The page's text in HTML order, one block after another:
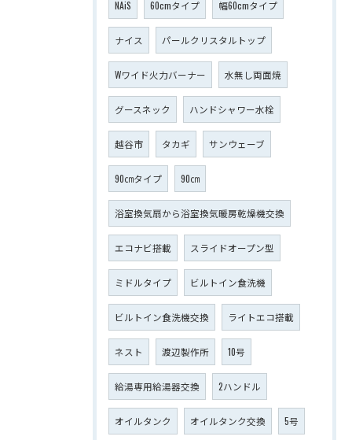
NAiS 60cmタイプ 幅60cmタイプ
ナイス パールクリスタルトップ
Wワイド火力バーナー 水無し両面焼
グースネック ハンドシャワー水栓
越谷市 タカギ サンウェーブ
90㎝タイプ 90㎝
浴室換気扇から浴室換気暖房乾燥機交換
エコナビ搭載 スライドオープン型
ミドルタイプ ビルトイン食洗機
ビルトイン食洗機交換 ライトエコ搭載
ネスト 渡辺製作所 10号
給湯専用給湯器交換 2ハンドル
オイルタンク オイルタンク交換 5号